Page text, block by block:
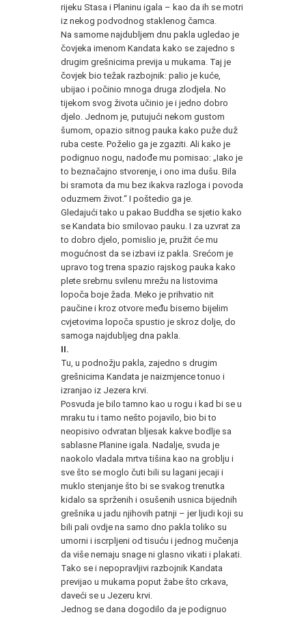
rijeku Stasa i Planinu igala – kao da ih se motri
iz nekog podvodnog staklenog čamca.
Na samome najdubljem dnu pakla ugledao je
čovjeka imenom Kandata kako se zajedno s
drugim grešnicima previja u mukama. Taj je
čovjek bio težak razbojnik: palio je kuće,
ubijao i počinio mnoga druga zlodjela. No
tijekom svog života učinio je i jedno dobro
djelo. Jednom je, putujući nekom gustom
šumom, opazio sitnog pauka kako puže duž
ruba ceste. Poželio ga je zgaziti. Ali kako je
podignuo nogu, nadođe mu pomisao: „Iako je
to beznačajno stvorenje, i ono ima dušu. Bila
bi sramota da mu bez ikakva razloga i povoda
oduzmem život.“ I poštedio ga je.
Gledajući tako u pakao Buddha se sjetio kako
se Kandata bio smilovao pauku. I za uzvrat za
to dobro djelo, pomislio je, pružit će mu
mogućnost da se izbavi iz pakla. Srećom je
upravo tog trena spazio rajskog pauka kako
plete srebrnu svilenu mrežu na listovima
lopoča boje žada. Meko je prihvatio nit
paučine i kroz otvore među biserno bijelim
cvjetovima lopoča spustio je skroz dolje, do
samoga najdubljeg dna pakla.
II.
Tu, u podnožju pakla, zajedno s drugim
grešnicima Kandata je naizmjence tonuo i
izranjao iz Jezera krvi.
Posvuda je bilo tamno kao u rogu i kad bi se u
mraku tu i tamo nešto pojavilo, bio bi to
neopisivo odvratan bljesak kakve bodlje sa
sablasne Planine igala. Nadalje, svuda je
naokolo vladala mrtva tišina kao na groblju i
sve što se moglo čuti bili su lagani jecaji i
muklo stenjanje što bi se svakog trenutka
kidalo sa sprženih i osušenih usnica bijednih
grešnika u jadu njihovih patnji – jer ljudi koji su
bili pali ovdje na samo dno pakla toliko su
umorni i iscrpljeni od tisuću i jednog mučenja
da više nemaju snage ni glasno vikati i plakati.
Tako se i nepopravljivi razbojnik Kandata
previjao u mukama poput žabe što crkava,
daveći se u Jezeru krvi.
Jednog se dana dogodilo da je podignuo